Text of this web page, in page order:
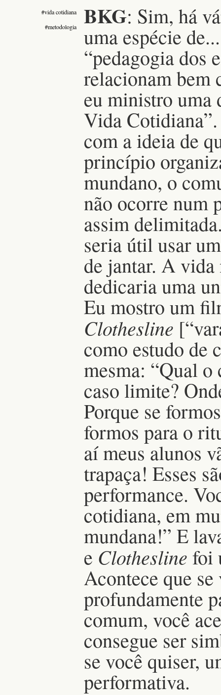
#vida cotidiana
#metodologia
BKG: Sim, há
uma espécie
“pedagogia dos
relacionam bem
eu ministro uma
Vida
com a ideia de
princípio
mundano, o
não ocorre num
assim
seria útil usar
de jantar. A
dedicaria uma
Eu mostro um
Clothesline
como estudo de
mesma: “Qual
caso limite?
Porque se
formos para o
aí meus alunos
trapaça! Esses
performance.
cotidiana, em
mundana!” E
e Clothesline foi
Acontece que
profundamente
comum, você
consegue ser
se você quiser,
performativa.